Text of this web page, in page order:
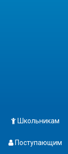
Школьникам
Поступающим